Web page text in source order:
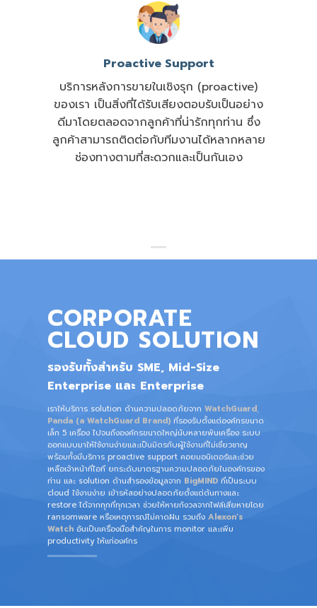
Proactive Support
บริการหลังการขายในเชิงรุก (proactive)
ของเรา เป็นสิ่งที่ได้รับเสียงตอบรับเป็นอย่าง
ดีมาโดยตลอดจากลูกค้าที่น่ารักทุกท่าน ซึ่ง
ลูกค้าสามารถติดต่อกับทีมงานได้หลากหลาย
ช่องทางตามที่สะดวกและเป็นกันเอง
CORPORATE
CLOUD SOLUTION
รองรับทั้งสำหรับ SME, Mid-Size
Enterprise และ Enterprise
เราให้บริการ solution ด้านความปลอดภัยจากWatchGuard,
Panda (a WatchGuard Brand) ที่รองรับตั้งแต่องค์กรขนาด
เล็ก 5 เครื่อง ไปจนถึงองค์กรขนาดใหญ่นับหลายพันเครื่อง ระบบ
ออกแบบมาให้ใช้งานง่ายและเป็นมิตรกับผู้ใช้งานที่ไม่เชี่ยวชาญ
พร้อมทั้งมีบริการ proactive support คอยมอนิเตอร์และช่วย
เหลือเจ้าหน้าที่ไอที ยกระดับมาตรฐานความปลอดภัยในองค์กรของ
ท่าน และ solution ด้านสำรองข้อมูลจาก BigMIND ที่เป็นระบบ
cloud ใช้งานง่าย เข้ารหัสอย่างปลอดภัยตั้งแต่ต้นทางและ
restore ได้จากทุกที่ทุกเวลา ช่วยให้หายกังวลจากไฟล์เสียหายโดย
ransomware หรือเหตุการณ์ไม่คาดฝัน รวมถึง Alexon’s
Watch อันเป็นเครื่องมือสำคัญในการ monitor และเพิ่ม
productivity ให้แก่องค์กร